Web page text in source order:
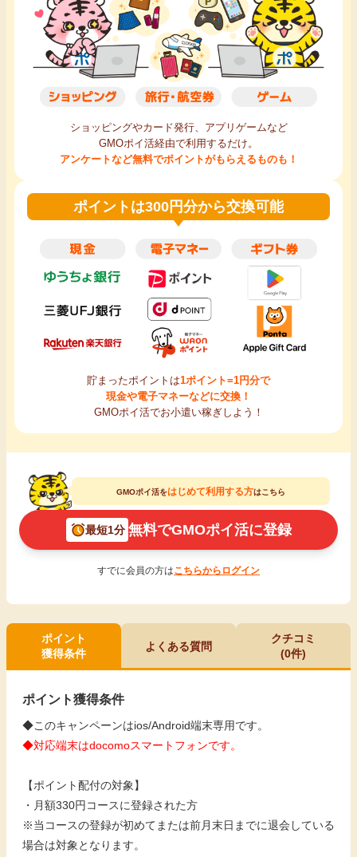
ショッピングやカード発行、アプリゲームなど
GMOポイ活経由で利用するだけ。
アンケートなど無料でポイントがもらえるものも！
ポイントは300円分から交換可能
貯まったポイントは1ポイント=1円分で
現金や電子マネーなどに交換！
GMOポイ活でお小遣い稼ぎしよう！
GMOポイ活をはじめて利用する方はこちら
最短1分 無料でGMOポイ活に登録
すでに会員の方はこちらからログイン
ポイント
獲得条件
よくある質問
クチコミ
(0件)
ポイント獲得条件
◆このキャンペーンはios/Android端末専用です。
◆対応端末はdocomoスマートフォンです。
【ポイント配付の対象】
・月額330円コースに登録された方
※当コースの登録が初めてまたは前月末日までに退会している
場合は対象となります。